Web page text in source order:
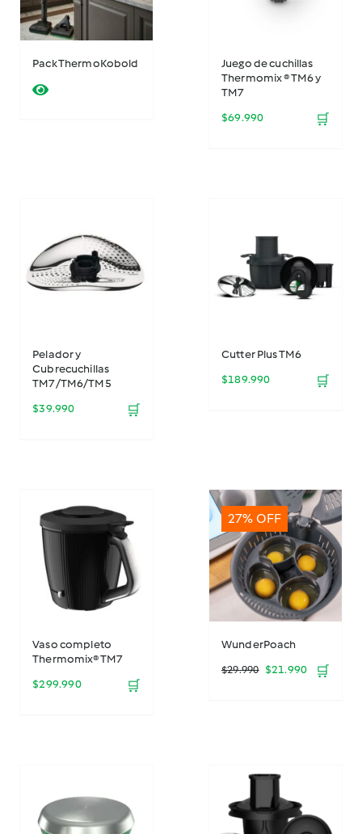
Pack ThermoKobold
Juego de cuchillas
Thermomix ® TM6 y
TM7
$69.990 🛒
Pelador y
Cubrecuchillas
TM7/TM6/TM5
$39.990 🛒
Cutter Plus TM6
$189.990 🛒
Vaso completo
Thermomix® TM7
$299.990 🛒
27% OFF
WunderPoach
$29.990 El
$29.990.
$21.990El 🛒